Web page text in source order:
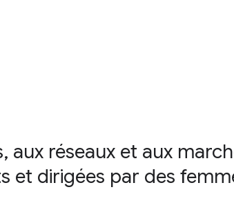
réseaux et aux
et dirigées par des